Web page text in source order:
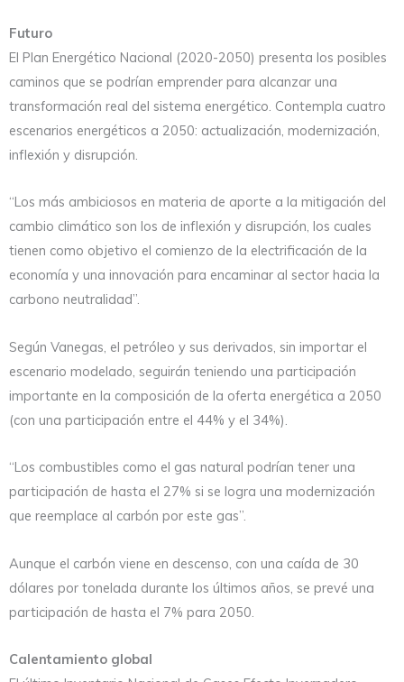
Futuro
El Plan Energético Nacional (2020-2050) presenta los posibles
caminos que se podrían emprender para alcanzar una
transformación real del sistema energético. Contempla cuatro
escenarios energéticos a 2050: actualización, modernización,
inflexión y disrupción.
“Los más ambiciosos en materia de aporte a la mitigación del
cambio climático son los de inflexión y disrupción, los cuales
tienen como objetivo el comienzo de la electrificación de la
economía y una innovación para encaminar al sector hacia la
carbono neutralidad”.
Según Vanegas, el petróleo y sus derivados, sin importar el
escenario modelado, seguirán teniendo una participación
importante en la composición de la oferta energética a 2050
(con una participación entre el 44% y el 34%).
“Los combustibles como el gas natural podrían tener una
participación de hasta el 27% si se logra una modernización
que reemplace al carbón por este gas”.
Aunque el carbón viene en descenso, con una caída de 30
dólares por tonelada durante los últimos años, se prevé una
participación de hasta el 7% para 2050.
Calentamiento global